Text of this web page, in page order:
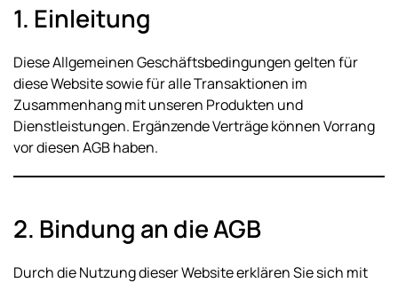
1. Einleitung
Diese Allgemeinen Geschäftsbedingungen gelten für
diese Website sowie für alle Transaktionen im
Zusammenhang mit unseren Produkten und
Dienstleistungen. Ergänzende Verträge können Vorrang
vor diesen AGB haben.
2. Bindung an die AGB
Durch die Nutzung dieser Website erklären Sie sich mit